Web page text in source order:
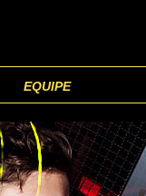
EQUIPE